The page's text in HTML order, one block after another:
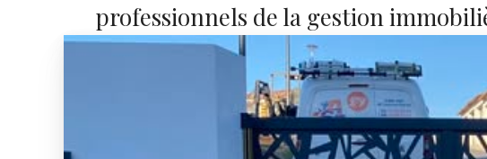
professionnels de la gestion